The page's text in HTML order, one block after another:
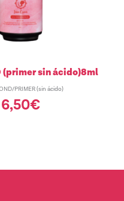
(primer sin ácido)8ml
PRIMER (sin ácido)
6,50€